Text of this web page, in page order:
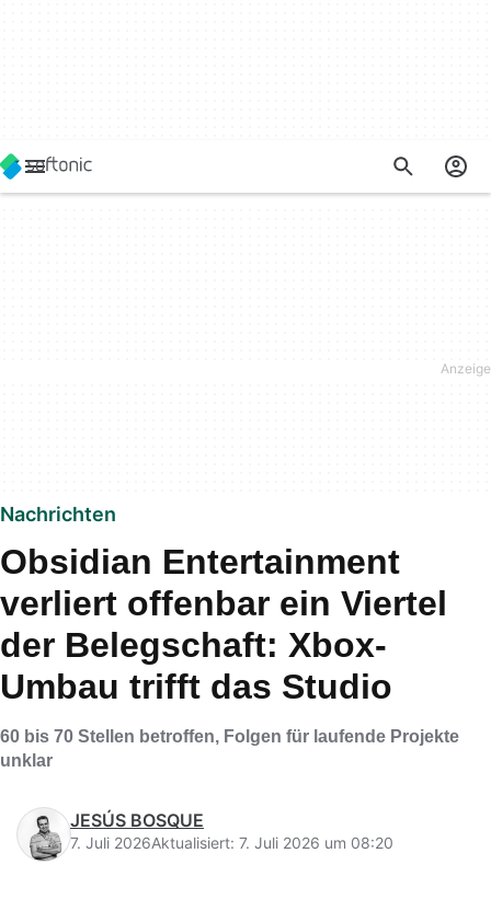
Nachrichten
Obsidian Entertainment
verliert offenbar ein Viertel
der Belegschaft: Xbox-
Umbau trifft das Studio
60 bis 70 Stellen betroffen, Folgen für laufende Projekte
unklar
JESÚS BOSQUE
7. Juli 2026Aktualisiert: 7. Juli 2026 um 08:20